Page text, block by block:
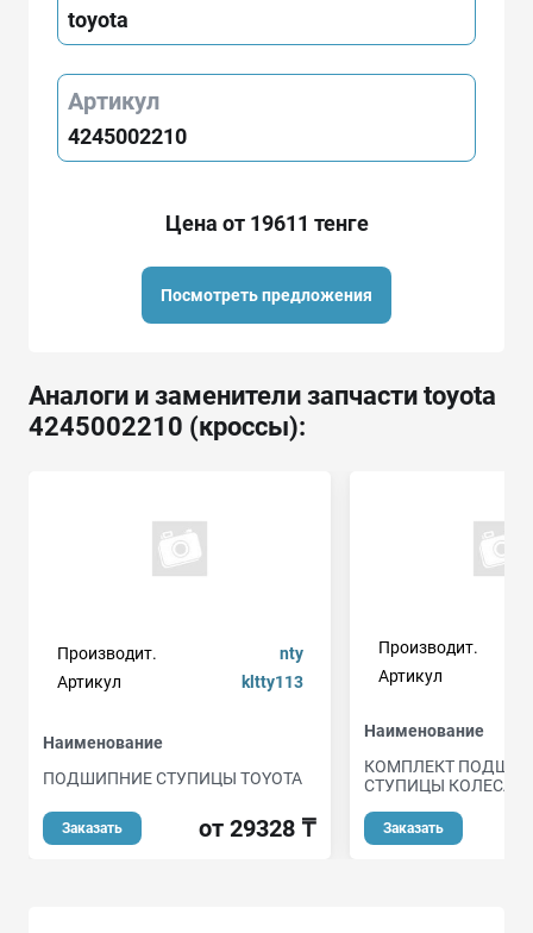
toyota
Артикул
4245002210
Цена от 19611 тенге
Посмотреть предложения
Аналоги и заменители запчасти toyota
4245002210 (кроссы):
Производит.
nty
Артикул
kltty113
Наименование
ПОДШИПНИЕ СТУПИЦЫ TOYOTA
Заказать от 29328 ₸
Производит.
Артикул
Наименование
КОМПЛЕКТ
СТУПИЦЫ КОЛЕСА
Заказать